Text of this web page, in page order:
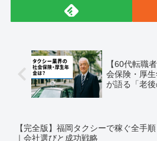
【60代転職
会保険・厚
が語る「老後
【完全版】福岡タクシーで稼ぐ全手順
｜会社選びと成功戦略